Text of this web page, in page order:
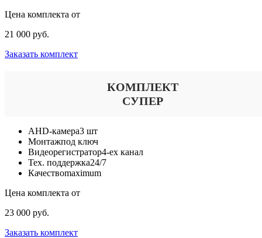
Цена комплекта от
21 000 руб.
Заказать комплект
КОМПЛЕКТ
СУПЕР
AHD-камера3 шт
Монтажпод ключ
Видеорегистратор4-ех канал
Тех. поддержка24/7
Качествоmaximum
Цена комплекта от
23 000 руб.
Заказать комплект